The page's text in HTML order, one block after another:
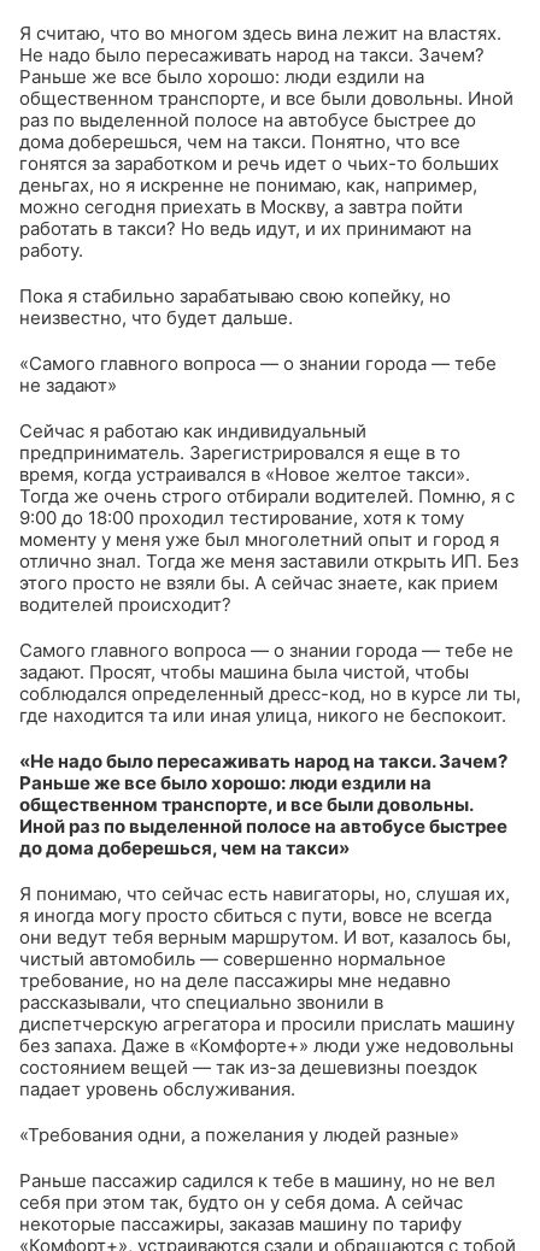
Я считаю, что во многом здесь вина лежит на властях.
Не надо было пересаживать народ на такси. Зачем?
Раньше же все было хорошо: люди ездили на
общественном транспорте, и все были довольны. Иной
раз по выделенной полосе на автобусе быстрее до
дома доберешься, чем на такси. Понятно, что все
гонятся за заработком и речь идет о чьих-то больших
деньгах, но я искренне не понимаю, как, например,
можно сегодня приехать в Москву, а завтра пойти
работать в такси? Но ведь идут, и их принимают на
работу.
Пока я стабильно зарабатываю свою копейку, но
неизвестно, что будет дальше.
«Самого главного вопроса — о знании города — тебе
не задают»
Сейчас я работаю как индивидуальный
предприниматель. Зарегистрировался я еще в то
время, когда устраивался в «Новое желтое такси».
Тогда же очень строго отбирали водителей. Помню, я с
9:00 до 18:00 проходил тестирование, хотя к тому
моменту у меня уже был многолетний опыт и город я
отлично знал. Тогда же меня заставили открыть ИП. Без
этого просто не взяли бы. А сейчас знаете, как прием
водителей происходит?
Самого главного вопроса — о знании города — тебе не
задают. Просят, чтобы машина была чистой, чтобы
соблюдался определенный дресс-код, но в курсе ли ты,
где находится та или иная улица, никого не беспокоит.
«Не надо было пересаживать народ на такси. Зачем?
Раньше же все было хорошо: люди ездили на
общественном транспорте, и все были довольны.
Иной раз по выделенной полосе на автобусе быстрее
до дома доберешься, чем на такси»
Я понимаю, что сейчас есть навигаторы, но, слушая их,
я иногда могу просто сбиться с пути, вовсе не всегда
они ведут тебя верным маршрутом. И вот, казалось бы,
чистый автомобиль — совершенно нормальное
требование, но на деле пассажиры мне недавно
рассказывали, что специально звонили в
диспетчерскую агрегатора и просили прислать машину
без запаха. Даже в «Комфорте+» люди уже недовольны
состоянием вещей — так из-за дешевизны поездок
падает уровень обслуживания.
«Требования одни, а пожелания у людей разные»
Раньше пассажир садился к тебе в машину, но не вел
себя при этом так, будто он у себя дома. А сейчас
некоторые пассажиры, заказав машину по тарифу
«Комфорт+», устраиваются сзади и обращаются с тобой